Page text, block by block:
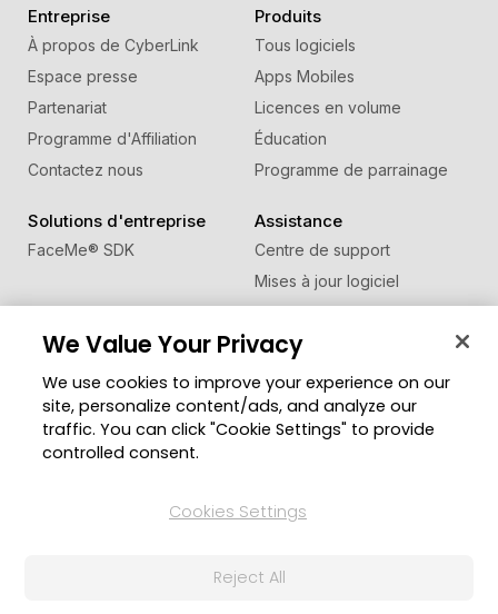
Entreprise
À propos de CyberLink
Espace presse
Partenariat
Programme d'Affiliation
Contactez nous
Produits
Tous logiciels
Apps Mobiles
Licences en volume
Éducation
Programme de parrainage
Solutions d'entreprise
FaceMe® SDK
Assistance
Centre de support
Mises à jour logiciel
Centre d'apprentissage
Zone des Membres
Blog
Changer de région
We Value Your Privacy
We use cookies to improve your experience on our
site, personalize content/ads, and analyze our
traffic. You can click "Cookie Settings" to provide
controlled consent.
Cookies Settings
Reject All